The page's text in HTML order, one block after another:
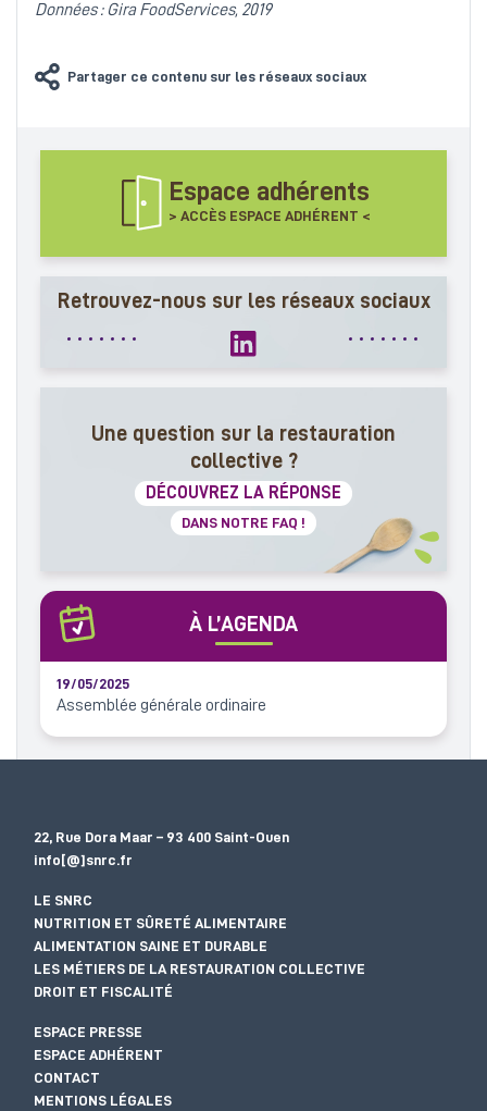
Données : Gira FoodServices, 2019
Partager ce contenu sur les réseaux sociaux
Espace adhérents
> ACCÈS ESPACE ADHÉRENT <
Retrouvez-nous sur les réseaux sociaux
Une question sur la restauration
collective ?
DÉCOUVREZ LA RÉPONSE
DANS NOTRE FAQ !
À L’AGENDA
19/05/2025
Assemblée générale ordinaire
22, Rue Dora Maar – 93 400 Saint-Ouen
info[@]snrc.fr
LE SNRC
NUTRITION ET SÛRETÉ ALIMENTAIRE
ALIMENTATION SAINE ET DURABLE
LES MÉTIERS DE LA RESTAURATION COLLECTIVE
DROIT ET FISCALITÉ
ESPACE PRESSE
ESPACE ADHÉRENT
CONTACT
MENTIONS LÉGALES